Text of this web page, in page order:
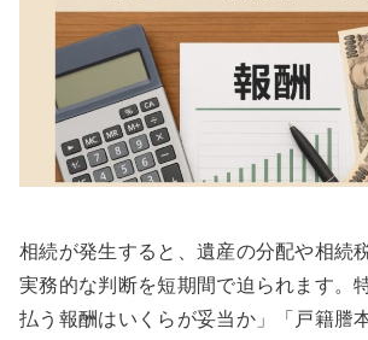
相続が発生すると、遺産の分配や相続
実務的な判断を短期間で迫られます。
払う報酬はいくらが妥当か」「戸籍謄